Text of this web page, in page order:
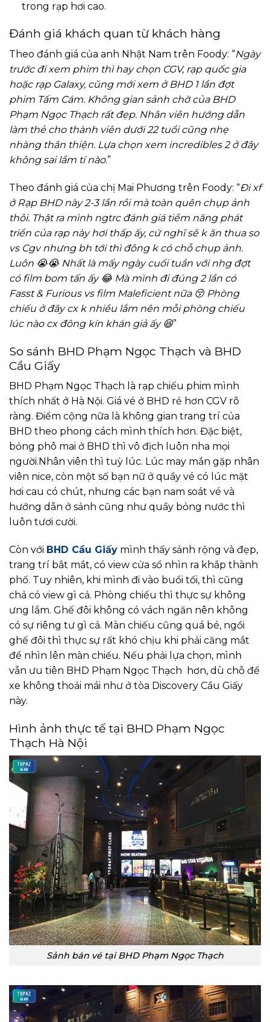
trong rạp hơi cao.
Đánh giá khách quan từ khách hàng
Theo đánh giá của anh Nhật Nam trên Foody: “Ngày
trước đi xem phim thì hay chọn CGV, rạp quốc gia
hoặc rạp Galaxy, cũng mới xem ở BHD 1 lần đợt
phim Tấm Cám. Không gian sảnh chờ của BHD
Phạm Ngọc Thạch rất đẹp. Nhân viên hướng dẫn
làm thẻ cho thành viên dưới 22 tuổi cũng nhẹ
nhàng thân thiện. Lựa chọn xem incredibles 2 ở đây
không sai lầm tí nào.”
Theo đánh giá của chị Mai Phương trên Foody: “Đi xf
ở Rạp BHD này 2-3 lần rồi mà toàn quên chụp ảnh
thôi. Thật ra mình ngtrc đánh giá tiềm năng phát
triển của rạp này hơi thấp ấy, cứ nghĩ sẽ k ăn thua so
vs Cgv nhưng bh tới thì đông k có chỗ chụp ảnh.
Luôn 😭😭 Nhất là mấy ngày cuối tuần với nhg đợt
có film bom tấn ấy 😂 Mà mình đi đúng 2 lần có
Fasst & Furious vs film Maleficient nữa 😚 Phòng
chiếu ở đây cx k nhiều lắm nên mỗi phòng chiếu
lúc nào cx đông kín khán giả ấy 😆”
So sánh BHD Phạm Ngọc Thạch và BHD
Cầu Giấy
BHD Phạm Ngọc Thạch là rạp chiếu phim mình
thích nhất ở Hà Nội. Giá vé ở BHD rẻ hơn CGV rõ
ràng. Điểm cộng nữa là không gian trang trí của
BHD theo phong cách mình thích hơn. Đặc biệt,
bỏng phô mai ở BHD thì vô địch luôn nha mọi
người.Nhân viên thì tuỳ lúc. Lúc may mắn gặp nhân
viên nice, còn một số bạn nữ ở quầy vé có lúc mặt
hơi cau có chút, nhưng các bạn nam soát vé và
hướng dẫn ở sảnh cũng như quầy bỏng nước thì
luôn tươi cười.
Còn với BHD Cầu Giấy mình thấy sảnh rộng và đẹp,
trang trí bắt mắt, có view cửa sổ nhìn ra khắp thành
phố. Tuy nhiên, khi mình đi vào buổi tối, thì cũng
chả có view gì cả. Phòng chiếu thì thực sự không
ưng lắm. Ghế đôi không có vách ngăn nên không
có sự riêng tư gì cả. Màn chiếu cũng quá bé, ngồi
ghế đôi thì thực sự rất khó chịu khi phải căng mắt
để nhìn lên màn chiếu. Nếu phải lựa chọn, mình
vẫn ưu tiên BHD Phạm Ngọc Thạch hơn, dù chỗ để
xe không thoải mái như ở tòa Discovery Cầu Giấy
này.
Hình ảnh thực tế tại BHD Phạm Ngọc
Thạch Hà Nội
Sảnh bán vé tại BHD Phạm Ngọc Thạch